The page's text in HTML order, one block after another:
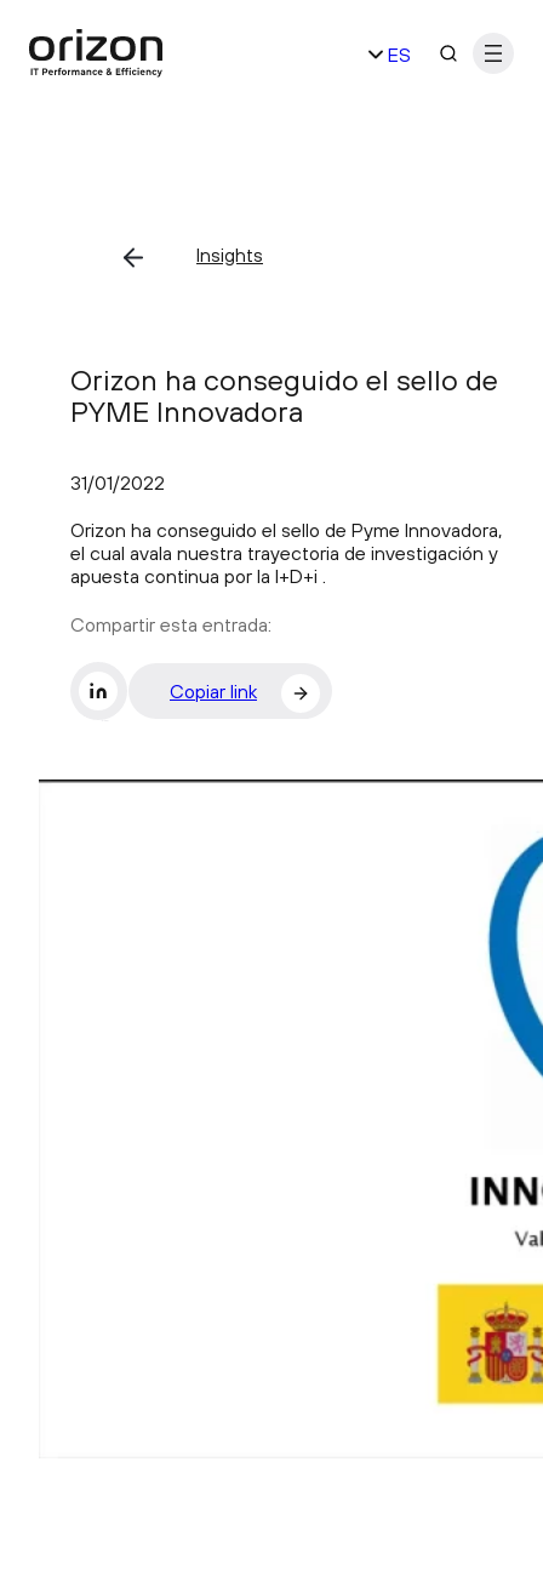
ES
Insights
Orizon ha conseguido el sello de
PYME Innovadora
31/01/2022
Orizon ha conseguido el sello de Pyme Innovadora,
el cual avala nuestra trayectoria de investigación y
apuesta continua por la I+D+i .
Compartir esta entrada:
Li
Copiar link